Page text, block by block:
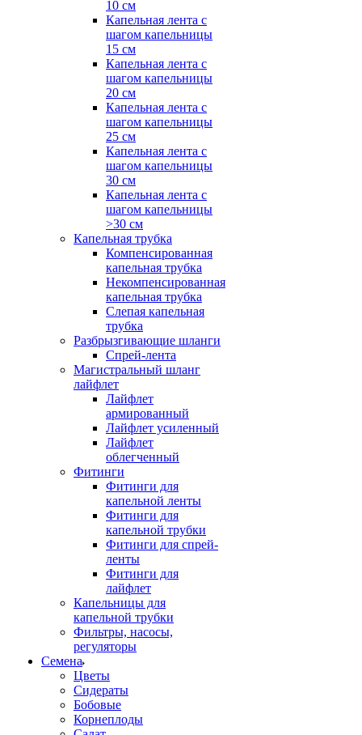
10 см
Капельная лента с
шагом капельницы
15 см
Капельная лента с
шагом капельницы
20 см
Капельная лента с
шагом капельницы
25 см
Капельная лента с
шагом капельницы
30 см
Капельная лента с
шагом капельницы
>30 см
Капельная трубка
Компенсированная
капельная трубка
Некомпенсированная
капельная трубка
Слепая капельная
трубка
Разбрызгивающие шланги
Спрей-лента
Магистральный шланг
лайфлет
Лайфлет
армированный
Лайфлет усиленный
Лайфлет
облегченный
Фитинги
Фитинги для
капельной ленты
Фитинги для
капельной трубки
Фитинги для спрей-
ленты
Фитинги для
лайфлет
Капельницы для
капельной трубки
Фильтры, насосы,
регуляторы
Семена
Цветы
Сидераты
Бобовые
Корнеплоды